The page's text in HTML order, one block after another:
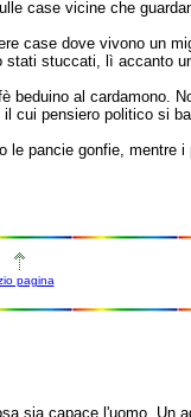
case vicine che
case dove vivono un
stuccati, lì accanto
al cardamono.
cui pensiero politico si
pancie gonfie, mentre
pagina
sia capace l'uomo. Un